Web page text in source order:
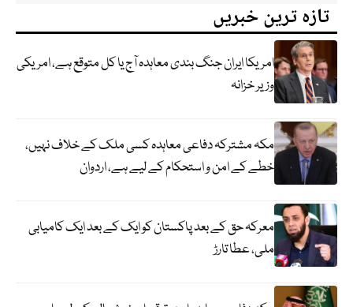
تازہ ترین خبریں
امریکا ایران جنگ بندی معاہدہ آج یا کل متوقع ہے، امریکی
وزیر خزانہ
مکہ مشترکہ دفاعی معاہدہ کسی ملک کے خلاف نہیں،
خطے کے امن و استحکام کے لیے ہے، اردوان
معرکہ حق کے بعد پاکستان کو ایک کے بعد ایک کامیابی
ملی، عطا تارڑ